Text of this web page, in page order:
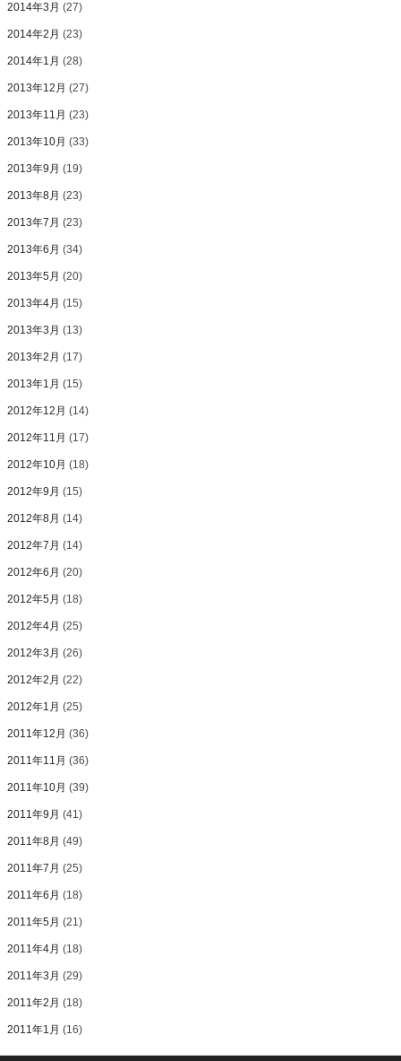
2014年3月 (27)
2014年2月 (23)
2014年1月 (28)
2013年12月 (27)
2013年11月 (23)
2013年10月 (33)
2013年9月 (19)
2013年8月 (23)
2013年7月 (23)
2013年6月 (34)
2013年5月 (20)
2013年4月 (15)
2013年3月 (13)
2013年2月 (17)
2013年1月 (15)
2012年12月 (14)
2012年11月 (17)
2012年10月 (18)
2012年9月 (15)
2012年8月 (14)
2012年7月 (14)
2012年6月 (20)
2012年5月 (18)
2012年4月 (25)
2012年3月 (26)
2012年2月 (22)
2012年1月 (25)
2011年12月 (36)
2011年11月 (36)
2011年10月 (39)
2011年9月 (41)
2011年8月 (49)
2011年7月 (25)
2011年6月 (18)
2011年5月 (21)
2011年4月 (18)
2011年3月 (29)
2011年2月 (18)
2011年1月 (16)